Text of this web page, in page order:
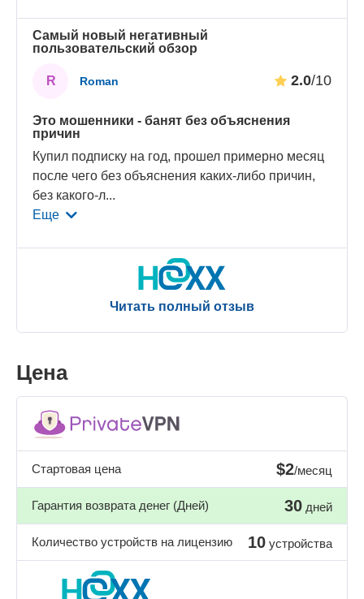
Самый новый негативный
пользовательский обзор
R Roman 2.0/10
Это мошенники - банят без объяснения
причин
Купил подписку на год, прошел примерно месяц
после чего без объяснения каких-либо причин,
без какого-л...
Еще
Читать полный отзыв
Цена
Стартовая цена $2/месяц
Гарантия возврата денег (Дней) 30 дней
Количество устройств на лицензию 10 устройства